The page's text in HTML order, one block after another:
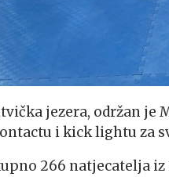
jezera, održan je
i kick lightu za
266 natjecatelja